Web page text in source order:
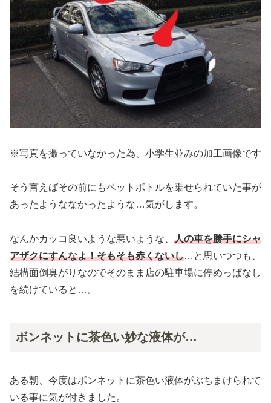
※写真を撮っていなかった為、小学生並みの加工画像です
そう言えばその前にもペットボトルを乗せられていた事が
あったようななかったような…気がします。
なんかカッコ良いような悪いような、 人の車を勝手にシャ
アザクにすんなよ！そもそも赤くないし…と思いつつも、
結構面倒臭がりなのでそのまま店の駐車場に停めっぱなし
を続けていると…。
ボンネットに茶色い妙な液体が…
ある朝、今度はボンネットに茶色い液体がぶちまけられて
いる事に気が付きました。